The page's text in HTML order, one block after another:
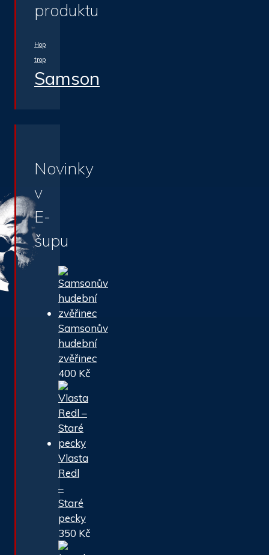
produktu
Hop
trop
Samson
Novinky
v
E-
šupu
Samsonův
hudební
zvěřinec
400 Kč
Vlasta
Redl
–
Staré
pecky
350 Kč